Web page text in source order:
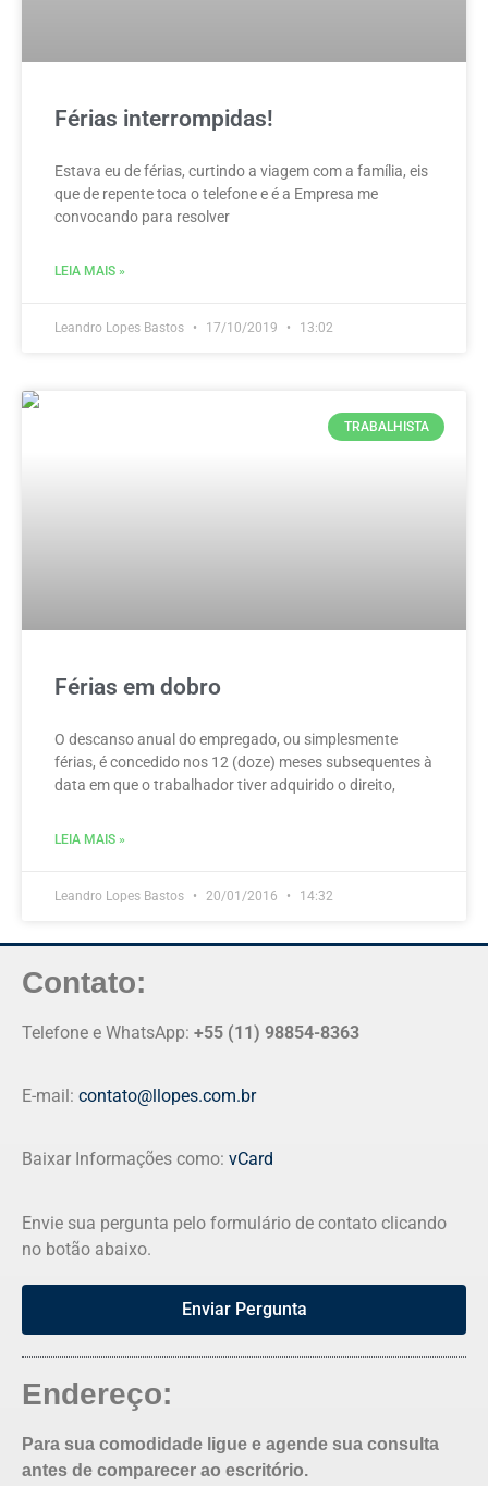
Férias interrompidas!
Estava eu de férias, curtindo a viagem com a família, eis
que de repente toca o telefone e é a Empresa me
convocando para resolver
LEIA MAIS »
Leandro Lopes Bastos 17/10/2019 13:02
TRABALHISTA
Férias em dobro
O descanso anual do empregado, ou simplesmente
férias, é concedido nos 12 (doze) meses subsequentes à
data em que o trabalhador tiver adquirido o direito,
LEIA MAIS »
Leandro Lopes Bastos 20/01/2016 14:32
Contato:
Telefone e WhatsApp: +55 (11) 98854-8363
E-mail: contato@llopes.com.br
Baixar Informações como: vCard
Envie sua pergunta pelo formulário de contato clicando
no botão abaixo.
Enviar Pergunta
Endereço:
Para sua comodidade ligue e agende sua consulta
antes de comparecer ao escritório.